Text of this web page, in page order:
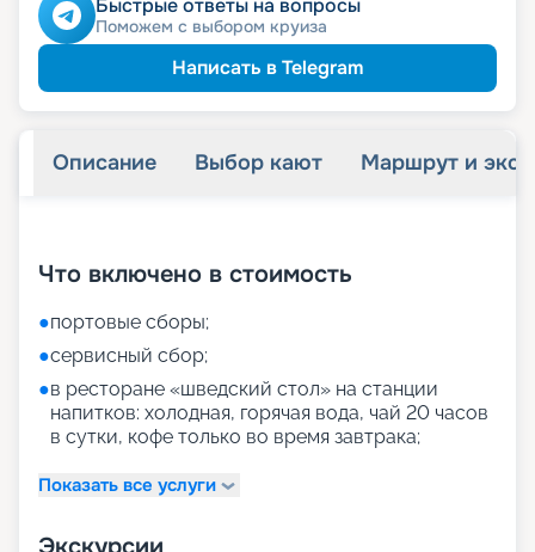
Быстрые ответы на вопросы
Поможем с выбором круиза
Написать в Telegram
Описание Выбор кают Маршрут и
Что включено в стоимость
●портовые сборы;
●сервисный сбор;
●в ресторане «шведский стол» на станции
напитков: холодная, горячая вода, чай 20 часов
в сутки, кофе только во время завтрака;
Показать все услуги